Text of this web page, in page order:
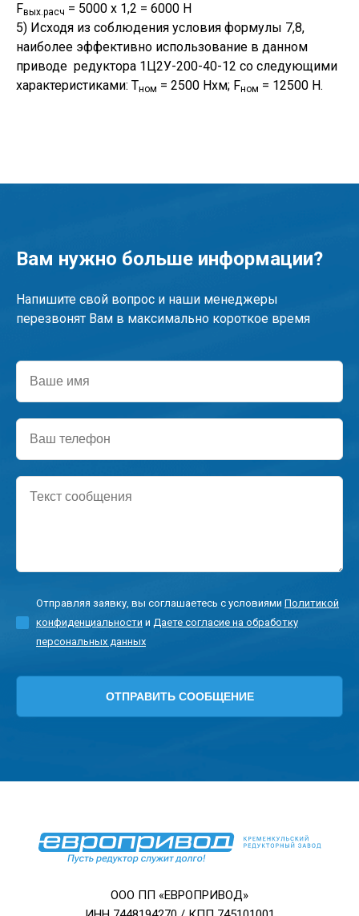
Fвых.расч = 5000 х 1,2 = 6000 Н
5) Исходя из соблюдения условия формулы 7,8,
наиболее эффективно использование в данном
приводе редуктора 1Ц2У-200-40-12 со следующими
характеристиками: Тном = 2500 Нхм; Fном = 12500 Н.
Вам нужно больше информации?
Напишите свой вопрос и наши менеджеры
перезвонят Вам в максимально короткое время
имя
телефон
сообщения
Отправляя заявку, вы соглашаетесь с условиями Политикой
конфиденциальности и Даете согласие на обработку
персональных данных
ООО ПП «ЕВРОПРИВОД»